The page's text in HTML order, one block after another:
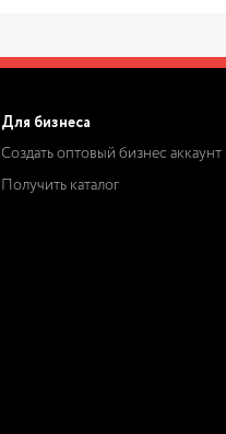
Для бизнеса
Создать оптовый бизнес аккаунт
Получить каталог